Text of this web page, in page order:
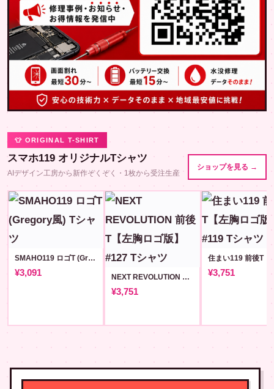
👕 ORIGINAL T-SHIRT
スマホ119 オリジナルTシャツ
AIデザイン工房から新作ぞくぞく・1枚から受注生産
ショップを見る →
SMAHO119 ロゴT (Gregory風)
¥3,091 NEXT REVOLUTION 前後T【左胸ロゴ版】#127
¥3,751
¥3,751